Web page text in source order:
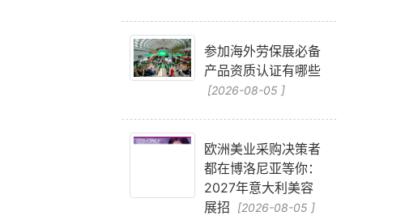
参加海外劳保展必备
产品资质认证有哪些
[2026-08-05 ]
欧洲美业采购决策者
都在博洛尼亚等你：
2027年意大利美容
展招
[2026-08-05 ]